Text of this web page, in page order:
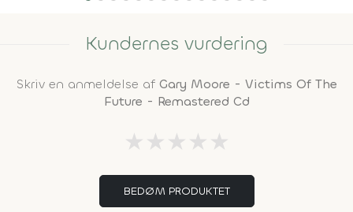
Kundernes vurdering
Skriv en anmeldelse af Gary Moore - Victims Of The
Future - Remastered Cd
★ ★ ★ ★ ★
BEDØM PRODUKTET